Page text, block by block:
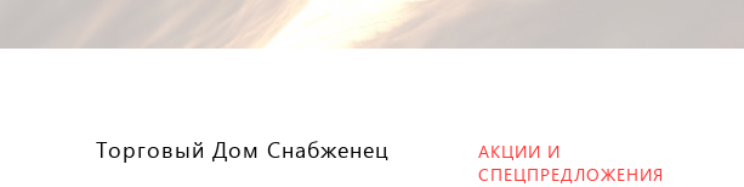
Торговый Дом Снабженец
АКЦИИ И
СПЕЦПРЕДЛОЖЕНИЯ